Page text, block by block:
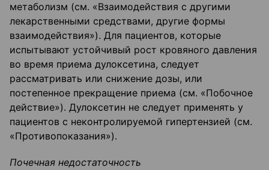
метаболизм (см. «Взаимодействия с другими
лекарственными средствами, другие формы
взаимодействия»). Для пациентов, которые
испытывают устойчивый рост кровяного давления
во время приема дулоксетина, следует
рассматривать или снижение дозы, или
постепенное прекращение приема (см. «Побочное
действие»). Дулоксетин не следует применять у
пациентов с неконтролируемой гипертензией (см.
«Противопоказания»).
Почечная недостаточность